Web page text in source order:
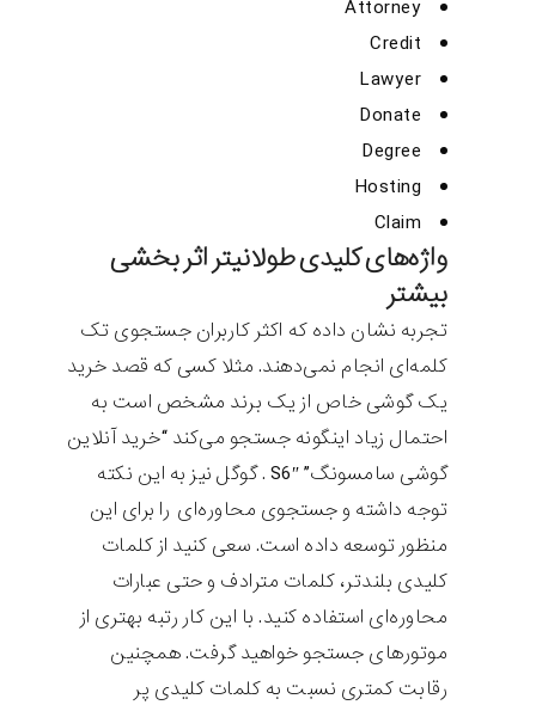
Attorney
Credit
Lawyer
Donate
Degree
Hosting
Claim
واژه‌های کلیدی طولانی‎تر اثر بخشی
بیشتر
تجربه نشان داده که اکثر کاربران جستجوی تک
کلمه‌ای انجام نمی‌دهند. مثلا کسی که قصد خرید
یک گوشی خاص از یک برند مشخص است به
احتمال زیاد اینگونه جستجو می‌کند “خرید آنلاین
گوشی سامسونگ” S6″ . گوگل نیز به این نکته
توجه داشته و جستجوی محاوره‌ای را برای این
منظور توسعه داده است. سعی کنید از کلمات
کلیدی بلندتر، کلمات مترادف و حتی عبارات
محاوره‌ای استفاده کنید. با این کار رتبه بهتری از
موتورهای جستجو خواهید گرفت. همچنین
رقابت کمتری نسبت به کلمات کلیدی پر